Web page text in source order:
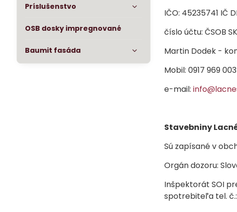
IČO: 45235741 IČ
číslo účtu: ČSOB
Martin Dodek -
Mobil: 0917 969 003
e-mail:
Stavebniny
Sú zapísané v
Orgán dozoru:
Inšpektorát SOI
spotrebiteľa tel.
Príslušenstvo
OSB dosky impregnované
Baumit fasáda